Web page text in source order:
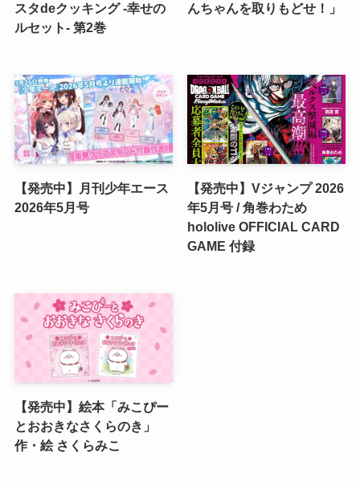
スタdeクッキング -幸せの
ルセット- 第2巻
んちゃんを取りもどせ！」
【発売中】月刊少年エース
2026年5月号
【発売中】Vジャンプ 2026
年5月号 / 角巻わため
hololive OFFICIAL CARD
GAME 付録
【発売中】絵本「みこぴー
とおおきなさくらのき」
作・絵 さくらみこ